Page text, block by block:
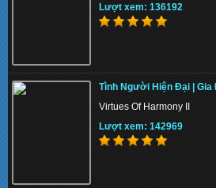
Hải Tặc (2014)
The Pirates
Lượt xem: 146337
Lượt xem: 136192
Tình Người Hiện Đại | Gia
Virtues Of Harmony II
Lượt xem: 142969